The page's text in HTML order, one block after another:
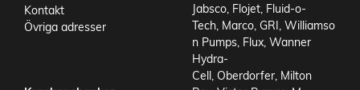
Kontakt
Övriga adresser
Jabsco, Flojet, Fluid-o-
Tech, Marco, GRI, Williamso
n Pumps, Flux, Wanner
Hydra-
Cell, Oberdorfer, Milton